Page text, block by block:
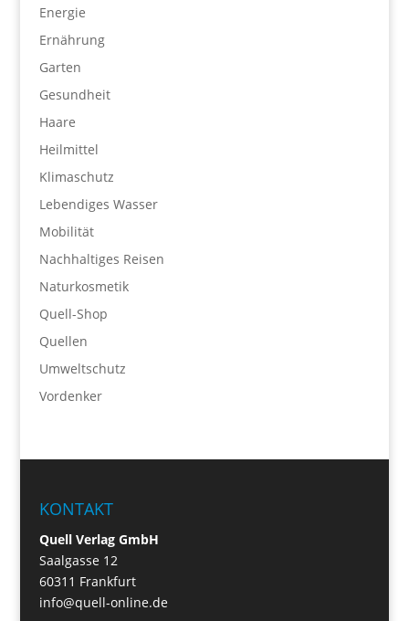
Energie
Ernährung
Garten
Gesundheit
Haare
Heilmittel
Klimaschutz
Lebendiges Wasser
Mobilität
Nachhaltiges Reisen
Naturkosmetik
Quell-Shop
Quellen
Umweltschutz
Vordenker
KONTAKT
Quell Verlag GmbH
Saalgasse 12
60311 Frankfurt
info@quell-online.de